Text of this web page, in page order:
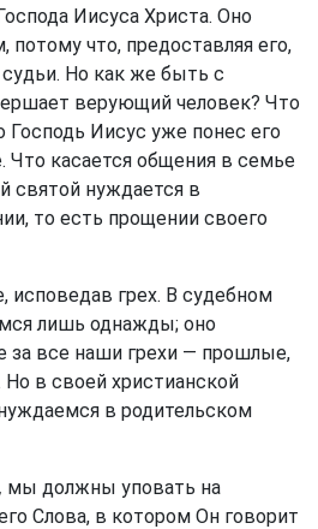
Иисуса Христа. Оно
что, предоставляя его,
Но как же быть с
верующий человек? Что
Господь Иисус уже понес его
Что касается общения в семье
нуждается в
то есть прощении своего
исповедав грех. В судебном
лишь однажды; оно
за все наши грехи — прошлые,
в своей христианской
в родительском
мы должны уповать на
Слова, в котором Он говорит